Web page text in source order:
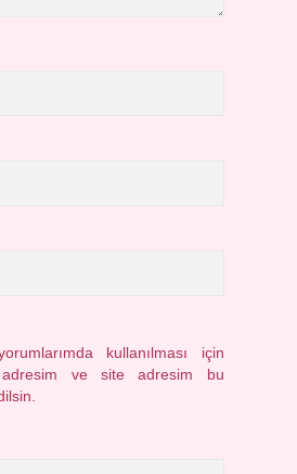
kullanılması için
adresim ve site adresim bu